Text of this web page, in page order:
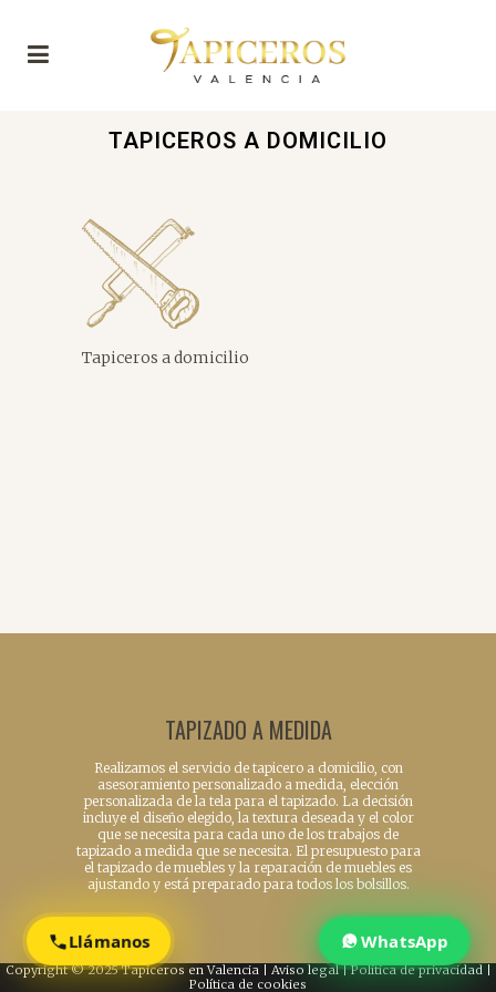
TAPICEROS A DOMICILIO
Tapiceros a domicilio
TAPIZADO A MEDIDA
Realizamos el servicio de tapicero a domicilio, con
asesoramiento personalizado a medida, elección
personalizada de la tela para el tapizado. La decisión
incluye el diseño elegido, la textura deseada y el color
que se necesita para cada uno de los trabajos de
tapizado a medida que se necesita. El presupuesto para
el tapizado de muebles y la reparación de muebles es
ajustando y está preparado para todos los bolsillos.
Copyright © 2025 Tapiceros en Valencia | Aviso legal|Política de privacidad|
Política de cookies
Llámanos WhatsApp